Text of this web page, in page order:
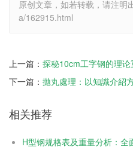
原创文章，如若转载，请注明
a/162915.html
上一篇： 探秘10cm工字钢的理
下一篇： 拋丸處理：以知識介紹
相关推荐